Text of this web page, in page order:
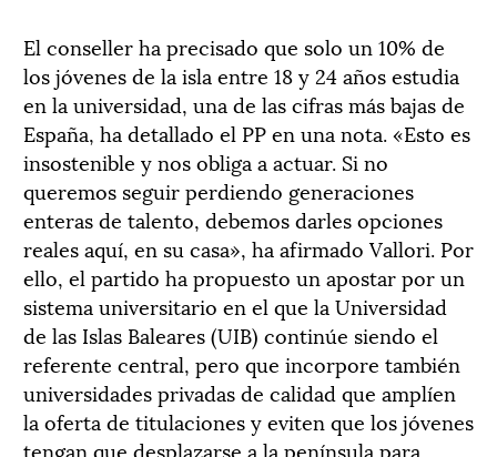
El conseller ha precisado que solo un 10% de
los jóvenes de la isla entre 18 y 24 años estudia
en la universidad, una de las cifras más bajas de
España, ha detallado el PP en una nota. «Esto es
insostenible y nos obliga a actuar. Si no
queremos seguir perdiendo generaciones
enteras de talento, debemos darles opciones
reales aquí, en su casa», ha afirmado Vallori. Por
ello, el partido ha propuesto un apostar por un
sistema universitario en el que la Universidad
de las Islas Baleares (UIB) continúe siendo el
referente central, pero que incorpore también
universidades privadas de calidad que amplíen
la oferta de titulaciones y eviten que los jóvenes
tengan que desplazarse a la península para